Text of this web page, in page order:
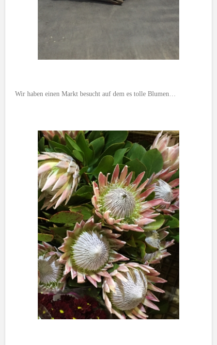
Wir haben einen Markt besucht auf dem es tolle Blumen…